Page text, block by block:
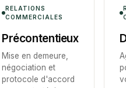
RELATIONS
COMMERCIALES
Précontentieux
Mise en demeure,
négociation et
protocole d'accord